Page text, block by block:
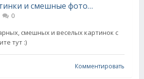
Забавные картинки и смешные фото с надписями для хорошего настроения
0
смешных и веселых картинок с
тут :)
Комментировать